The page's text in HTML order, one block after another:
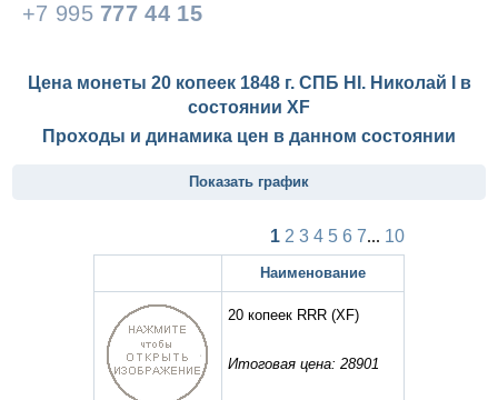
+7 995 777 44 15
Цена монеты 20 копеек 1848 г. СПБ HI. Николай I в
состоянии XF
Проходы и динамика цен в данном состоянии
Показать график
1 2 3 4 5 6 7... 10
Наименование
20 копеек RRR (XF)
Итоговая цена: 28901